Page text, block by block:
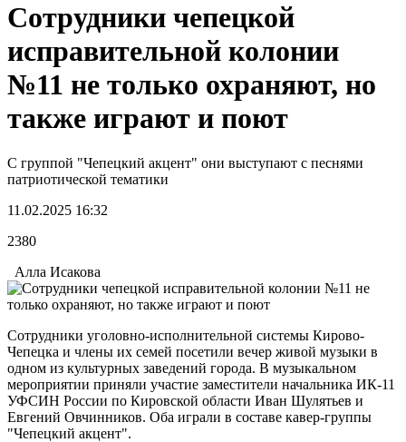
Сотрудники чепецкой
исправительной колонии
№11 не только охраняют, но
также играют и поют
С группой "Чепецкий акцент" они выступают с песнями
патриотической тематики
11.02.2025 16:32
2380
Алла Исакова
Сотрудники уголовно-исполнительной системы Кирово-
Чепецка и члены их семей посетили вечер живой музыки в
одном из культурных заведений города. В музыкальном
мероприятии приняли участие заместители начальника ИК-11
УФСИН России по Кировской области Иван Шулятьев и
Евгений Овчинников. Оба играли в составе кавер-группы
"Чепецкий акцент".